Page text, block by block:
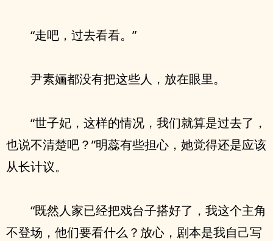
“走吧，过去看看。”
尹素婳都没有把这些人，放在眼里。
“世子妃，这样的情况，我们就算是过去了，
也说不清楚吧？”明蕊有些担心，她觉得还是应该
从长计议。
“既然人家已经把戏台子搭好了，我这个主角
不登场，他们要看什么？放心，剧本是我自己写